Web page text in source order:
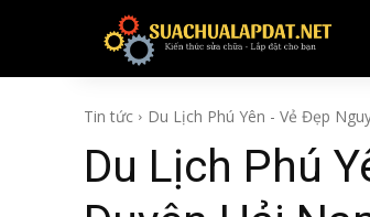
TIN TỨC
Tin tức Du Lịch Phú Yên - Vẻ Đẹp
Du Lịch Phú